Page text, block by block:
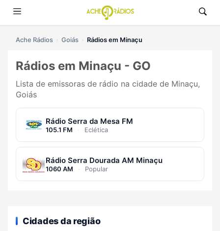
Ache Rádios Goiás Rádios em Minaçu
Rádios em Minaçu - GO
Lista de emissoras de rádio na cidade de Minaçu,
Goiás
Rádio Serra da Mesa FM
105.1 FM · Eclética
Rádio Serra Dourada AM Minaçu
1060 AM · Popular
Cidades da região